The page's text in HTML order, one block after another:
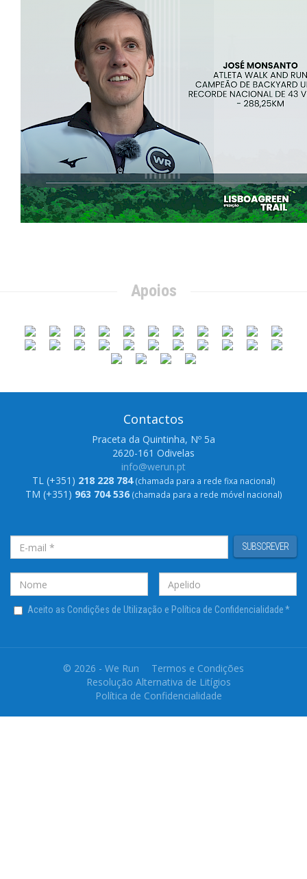
Apoios
Contactos
Praceta da Quintinha, Nº 5a
2620-161 Odivelas
info@werun.pt
TL (+351) 218 228 784(chamada para a rede fixa nacional)
TM (+351) 963 704 536(chamada para a rede móvel nacional)
SUBSCREVER
Aceito as Condições de Utilização e Política de Confidencialidade*
© 2026 - We Run
Termos e Condições
Resolução Alternativa de Litígios
Política de Confidencialidade